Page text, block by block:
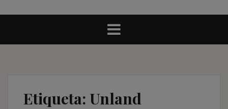
Etiqueta: Unland